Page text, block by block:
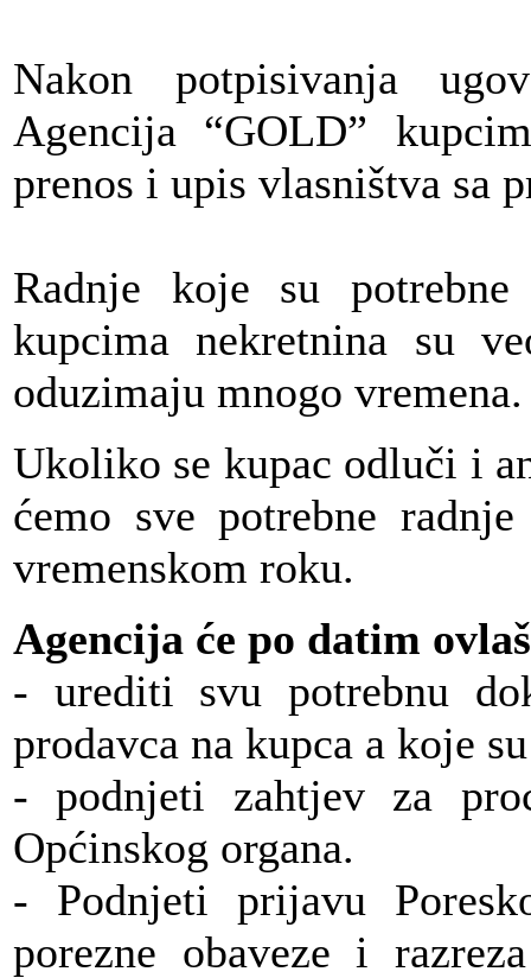
Nakon potpisivanja
Agencija “GOLD”
prenos i upis vlasništva sa
Radnje koje su
kupcima nekretnina su
oduzimaju mnogo vremena.
Ukoliko se kupac odluči i
ćemo sve potrebne
vremenskom roku.
Agencija će po datim
- urediti svu potrebnu
prodavca na kupca a koje
- podnjeti zahtjev za
Općinskog organa.
- Podnjeti prijavu
porezne obaveze i